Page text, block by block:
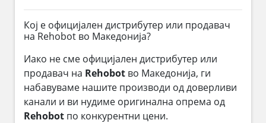
Кој е официјален дистрибутер или продавач
на Rehobot во Македонија?
Иако не сме официјален дистрибутер или
продавач на Rehobot во Македонија, ги
набавуваме нашите производи од доверливи
канали и ви нудиме оригинална опрема од
Rehobot по конкурентни цени.